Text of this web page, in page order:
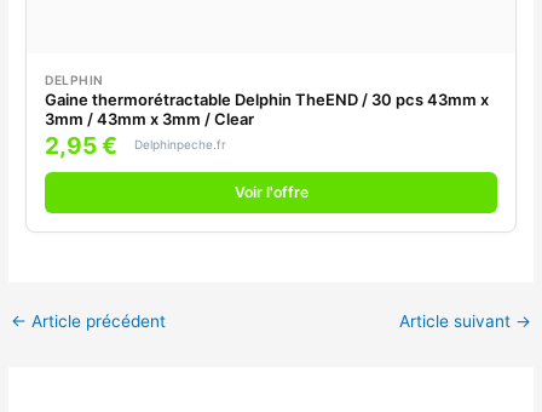
DELPHIN
Gaine thermorétractable Delphin TheEND / 30 pcs 43mm x
3mm / 43mm x 3mm / Clear
2,95 € Delphinpeche.fr
Voir l'offre
← Article précédent Article suivant →